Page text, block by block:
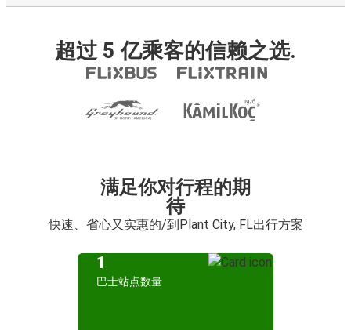
超过 5 亿乘客的信赖之选.
满足你对行程的期
待
快速、省心又实惠的/到Plant City, FL出行方案
1
巴士站点数量